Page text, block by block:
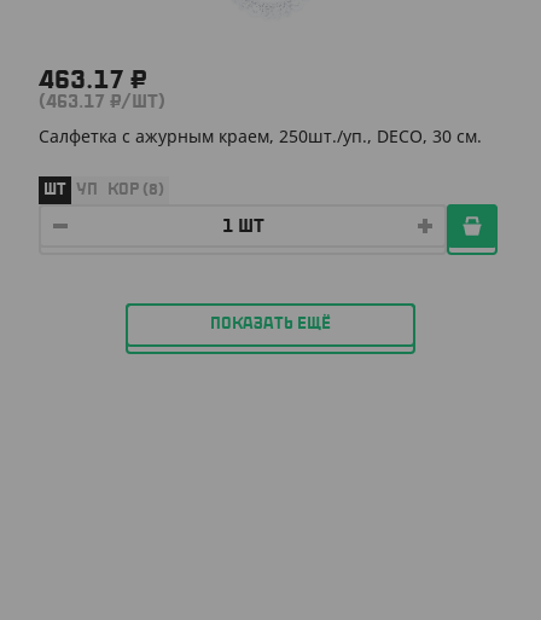
463.17 ₽
(463.17 ₽/ШТ)
Салфетка с ажурным краем, 250шт./уп., DECO, 30 см.
ШТ УП КОР (8)
ПОКАЗАТЬ ЕЩЁ